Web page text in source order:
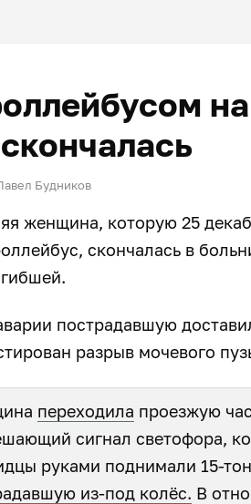
Будников
женщина, которую 25
скончалась в
пострадавшую
разрыв мочевого
переходила проезжую
сигнал светофора,
руками поднимали 15-
из-под колёс. В